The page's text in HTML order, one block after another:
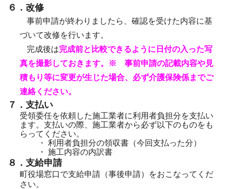
６．改修
事前申請が終わりましたら、確認を受けた内容に基
づいて改修を行います。
完成後は完成前と比較できるように日付の入った写
真を撮影しておきます。
※ 事前申請の記載内容や見
積もり等に変更が生じた場合、必ず介護保険係までご
連絡ください。
７．支払い
受領委任を依頼した施工業者に利用者負担分を支払い
ます。支払いの際、施工業者から必ず以下のものをも
らってください。
・ 利用者負担分の領収書（今回支払った分）
・ 施工内容の内訳書
８．支給申請
町役場窓口で支給申請（事後申請）をおこなってくだ
さい。